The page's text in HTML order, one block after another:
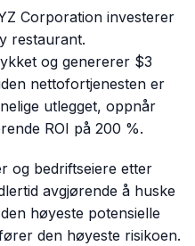
Corporation investerer
restaurant.
og genererer $3
nettofortjenesten er
utlegget, oppnår
ROI på 200 %.
og bedriftseiere etter
avgjørende å huske
høyeste potensielle
den høyeste risikoen.